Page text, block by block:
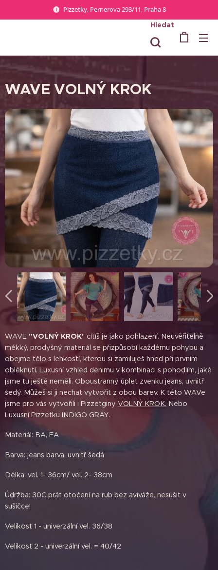
Pizzetky, Pernerova 293/11, Praha 8
Hledat
WAVE VOLNÝ KROK
WAVE "VOLNÝ KROK" cítíš je jako pohlazení. Neuvěřitelně
měkký, prodyšný materiál se přizpůsobí každému pohybu a
obejme tělo s lehkostí, kterou si zamiluješ hned při prvním
obléknutí. Luxusní vzhled denimu v kombinaci s pohodlím, jaké
jsme tu ještě neměli. Oboustranný úplet zvenku jeans, uvnitř
šedý. Můžeš si ji nechat vytvořit z obou barev. K této WAVe
jsme pro vás vytvořili i Pizzetginy VOLNÝ KROK. Nebo
Luxusní Pizzetku INDIGO GRAY.
Materiál: BA, EA
Barva: jeans barva, uvnitř šedá
Délka: vel. 1- 36cm/ vel. 2- 38cm
Údržba: 30C prát otočení na rub bez aviváže, nesušit v
sušičce!
Velikost 1 - univerzální vel. 36/38
Velikost 2 - univerzální vel. = 40/42